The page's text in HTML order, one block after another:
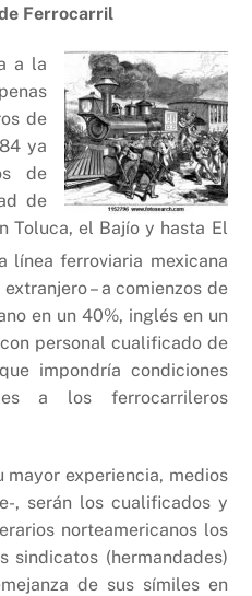
Ferrocarril
a la
de
ya
de
de
Toluca, el Bajío y hasta El
línea ferroviaria mexicana
– a comienzos de
en un 40%, inglés en un
personal cualificado de
impondría condiciones
a los ferrocarrileros
experiencia, medios
, serán los cualificados y
norteamericanos los
sindicatos (hermandades)
de sus símiles en